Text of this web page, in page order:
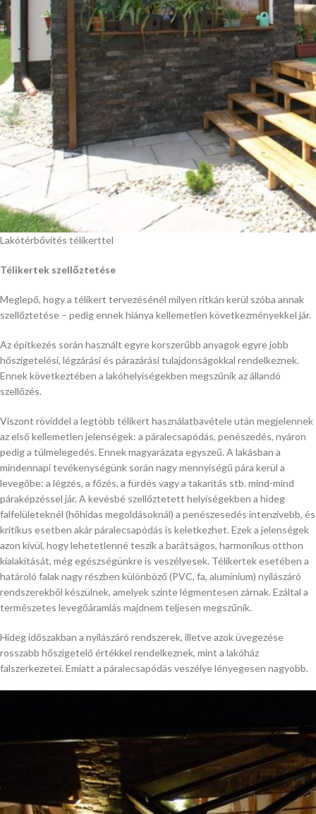
Lakótérbővítés télikerttel
Télikertek szellőztetése
Meglepő, hogy a télikert tervezésénél milyen ritkán kerül szóba annak
szellőztetése – pedig ennek hiánya kellemetlen következményekkel jár.
Az építkezés során használt egyre korszerűbb anyagok egyre jobb
hőszigetelési, légzárási és párazárási tulajdonságokkal rendelkeznek.
Ennek következtében a lakóhelyiségekben megszűnik az állandó
szellőzés.
Viszont röviddel a legtöbb télikert használatbavétele után megjelennek
az első kellemetlen jelenségek: a páralecsapódás, penészedés, nyáron
pedig a túlmelegedés. Ennek magyarázata egyszeű. A lakásban a
mindennapi tevékenységünk során nagy mennyiségű pára kerül a
levegőbe: a légzés, a főzés, a fürdés vagy a takarítás stb. mind-mind
páraképzéssel jár. A kevésbé szellőztetett helyiségekben a hideg
falfelületeknél (hőhidas megoldásoknál) a penészesedés intenzívebb, és
kritikus esetben akár páralecsapódás is keletkezhet. Ezek a jelenségek
azon kívül, hogy lehetetlenné teszik a barátságos, harmonikus otthon
kialakítását, még egészségünkre is veszélyesek. Télikertek esetében a
határoló falak nagy részben különböző (PVC, fa, alumínium) nyílászáró
rendszerekből készülnek, amelyek szinte légmentesen zárnak. Ezáltal a
természetes levegőáramlás majdnem teljesen megszűnik.
Hideg időszakban a nyílászáró rendszerek, illetve azok üvegezése
rosszabb hőszigetelő értékkel rendelkeznek, mint a lakóház
falszerkezetei. Emiatt a páralecsapódás veszélye lényegesen nagyobb.